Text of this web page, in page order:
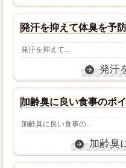
発汗を抑えて体臭を予
発汗を抑えて...
発汗
加齢臭に良い食事のポ
加齢臭に良い食事の...
加齢臭